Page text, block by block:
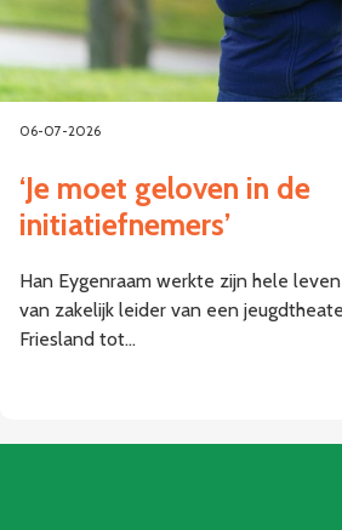
06-07-2026
‘Je moet geloven in de
initiatiefnemers’
Han Eygenraam werkte zijn hele
van zakelijk leider van een
Friesland tot…